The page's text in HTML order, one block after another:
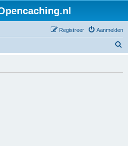
Aanmelden
Registreer